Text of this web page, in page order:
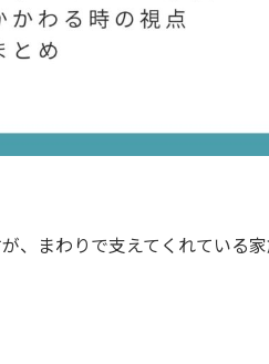
、まわりで支えてくれている